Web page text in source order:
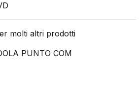
molti altri prodotti
PUNTO COM